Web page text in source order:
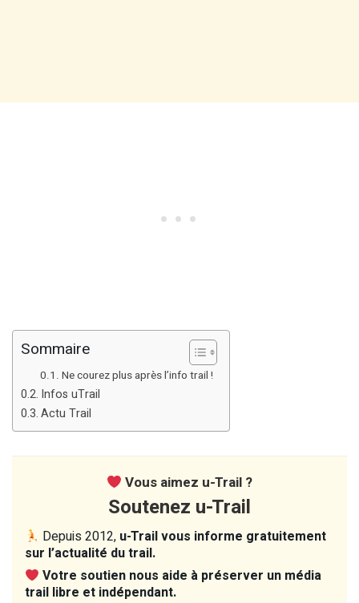
Sommaire
Ne courez plus après l’info trail !
Infos uTrail
Actu Trail
Vous aimez u-Trail ?
Soutenez u-Trail
Depuis 2012, u-Trail vous informe gratuitement
sur l’actualité du trail.
Votre soutien nous aide à préserver un média
trail libre et indépendant.